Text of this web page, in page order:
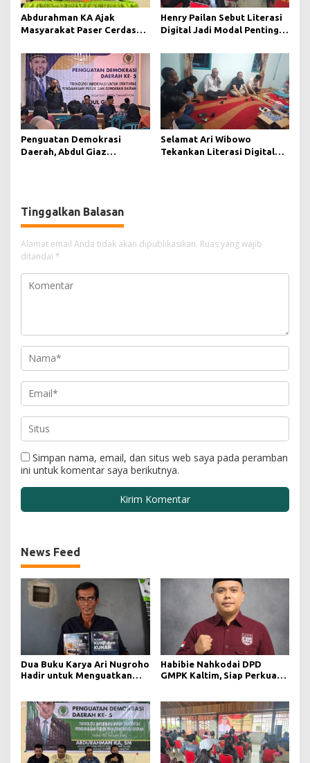
Abdurahman KA Ajak
Masyarakat Paser Cerdas
Digital
Henry Pailan Sebut Literasi
Digital Jadi Modal Penting
Lebih Terbuka
Penguatan Demokrasi
Daerah, Abdul Giaz
Selamat Ari Wibowo
Tekankan Literasi Digital
Tinggalkan Balasan
Alamat email Anda tidak akan dipublikasikan. Ruas yang wajib
ditandai *
Simpan nama, email, dan situs web saya pada peramban
ini untuk komentar saya berikutnya.
News Feed
Dua Buku Karya Ari Nugroho
Hadir untuk Menguatkan
Emas Berlandaskan
Keadilan dan transparansi
keterbukaan informasi
publik
Habibie Nahkodai DPD
GMPK Kaltim, Siap Perkuat